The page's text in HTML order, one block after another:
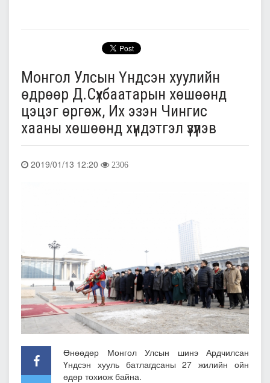
Монгол Улсын Үндсэн хуулийн
өдрөөр Д.Сүхбаатарын хөшөөнд
цэцэг өргөж, Их эзэн Чингис
хааны хөшөөнд хүндэтгэл үзүүлэв
2019/01/13 12:20 2306
Өнөөдөр Монгол Улсын шинэ Ардчилсан
Үндсэн хууль батлагдсаны 27 жилийн ойн
өдөр тохиож байна.